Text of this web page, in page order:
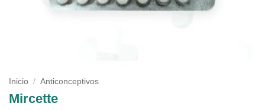
Inicio / Anticonceptivos
Mircette